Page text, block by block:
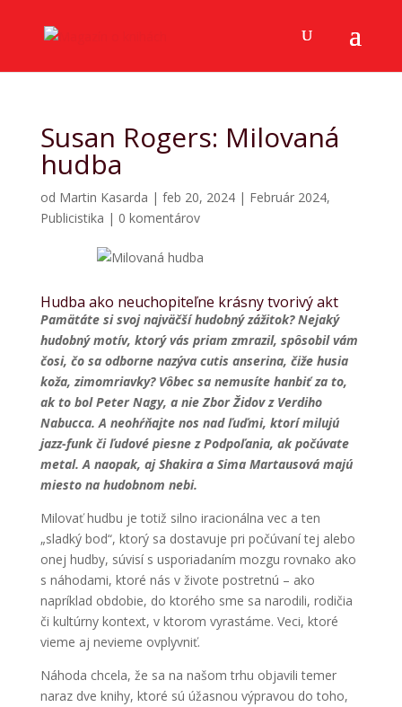
Susan Rogers: Milovaná
hudba
od Martin Kasarda | feb 20, 2024| Február 2024,
Publicistika | 0 komentárov
Hudba ako neuchopiteľne krásny tvorivý akt
Pamätáte si svoj najväčší hudobný zážitok? Nejaký
hudobný motív, ktorý vás priam zmrazil, spôsobil vám
čosi, čo sa odborne nazýva cutis anserina, čiže husia
koža, zimomriavky? Vôbec sa nemusíte hanbiť za to,
ak to bol Peter Nagy, a nie Zbor Židov z Verdiho
Nabucca. A neohŕňajte nos nad ľuďmi, ktorí milujú
jazz-funk či ľudové piesne z Podpoľania, ak počúvate
metal. A naopak, aj Shakira a Sima Martausová majú
miesto na hudobnom nebi.
Milovať hudbu je totiž silno iracionálna vec a ten
„sladký bod“, ktorý sa dostavuje pri počúvaní tej alebo
onej hudby, súvisí s usporiadaním mozgu rovnako ako
s náhodami, ktoré nás v živote postretnú – ako
napríklad obdobie, do ktorého sme sa narodili, rodičia
či kultúrny kontext, v ktorom vyrastáme. Veci, ktoré
vieme aj nevieme ovplyvniť.
Náhoda chcela, že sa na našom trhu objavili temer
naraz dve knihy, ktoré sú úžasnou výpravou do toho,